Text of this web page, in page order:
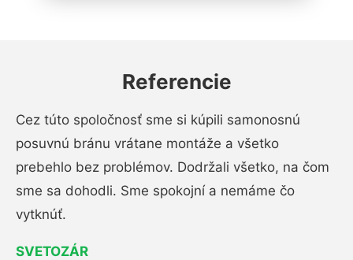
Referencie
Cez túto spoločnosť sme si kúpili samonosnú
posuvnú bránu vrátane montáže a všetko
prebehlo bez problémov. Dodržali všetko, na čom
sme sa dohodli. Sme spokojní a nemáme čo
vytknúť.
SVETOZÁR